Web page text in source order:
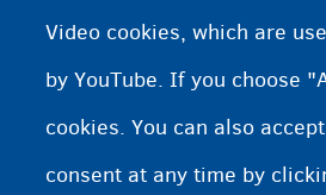
Video cookies, which are
by YouTube. If you choose
cookies. You can also
consent at any time by